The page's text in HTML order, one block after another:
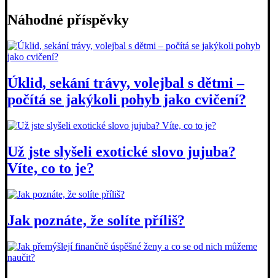
Náhodné příspěvky
Úklid, sekání trávy, volejbal s dětmi –
počítá se jakýkoli pohyb jako cvičení?
Už jste slyšeli exotické slovo jujuba?
Víte, co to je?
Jak poznáte, že solíte příliš?